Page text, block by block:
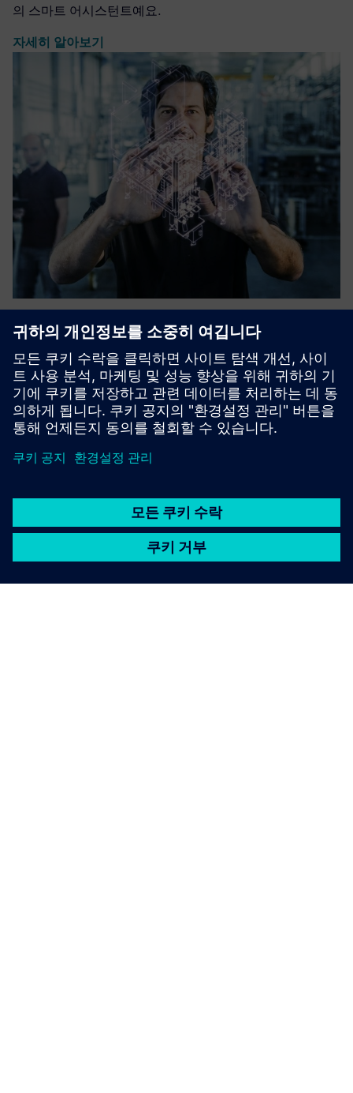
의 스마트 어시스턴트예요.
자세히 알아보기
FrameWORKS
모든 프로젝트 단계의 모든 엔지니어링 분야를 하나의 공통
소프트웨어 프레임워크로 원활하게 통합해요.
자세히 알아보기